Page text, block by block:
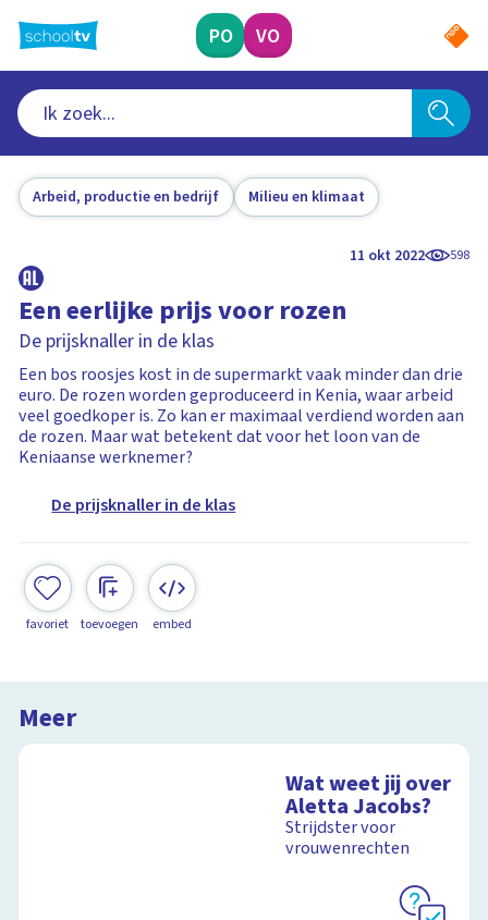
naar
hoofdinhoud
PO VO
Arbeid, productie en bedrijf Milieu en klimaat
11 okt 2022 598
Een eerlijke prijs voor rozen
De prijsknaller in de klas
Een bos roosjes kost in de supermarkt vaak minder dan drie
euro. De rozen worden geproduceerd in Kenia, waar arbeid
veel goedkoper is. Zo kan er maximaal verdiend worden aan
de rozen. Maar wat betekent dat voor het loon van de
Keniaanse werknemer?
De prijsknaller in de klas
favoriet toevoegen embed
Meer
Wat weet jij over
Aletta Jacobs?
Strijdster voor
vrouwenrechten